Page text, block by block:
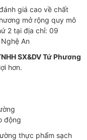
giá cao về chất
mở rộng quy mô
2 tại địa chỉ: 09
An
SX&DV Tứ Phương
hơn.
động
thực phẩm sạch